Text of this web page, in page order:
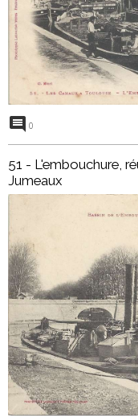
0
51 - L'embouchure,
Jumeaux